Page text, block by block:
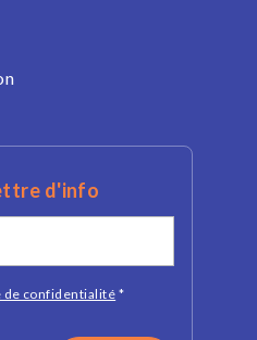
d'info
de confidentialité*